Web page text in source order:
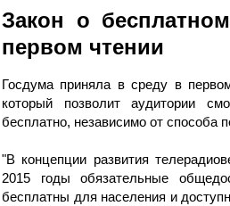
Закон о
первом чтении
Госдума приняла в среду в
который позволит аудитории
бесплатно, независимо от способа
"В концепции развития
2015 годы обязательные
бесплатны для населения и